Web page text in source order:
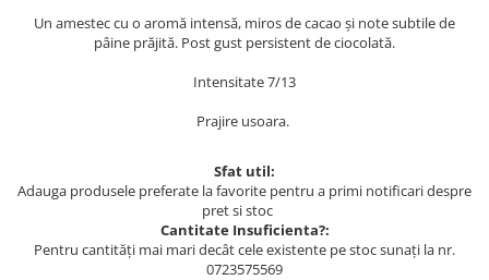
Un amestec cu o aromă intensă, miros de cacao și note subtile de
pâine prăjită. Post gust persistent de ciocolată.
Intensitate 7/13
Prajire usoara.
Sfat util:
Adauga produsele preferate la favorite pentru a primi notificari despre
pret si stoc
Cantitate Insuficienta?:
Pentru cantități mai mari decât cele existente pe stoc sunați la nr.
0723575569